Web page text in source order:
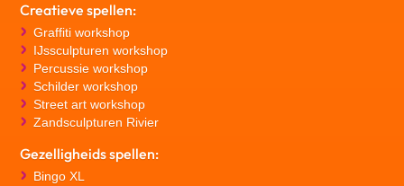
Creatieve spellen:
Graffiti workshop
IJssculpturen workshop
Percussie workshop
Schilder workshop
Street art workshop
Zandsculpturen Rivier
Gezelligheids spellen:
Bingo XL